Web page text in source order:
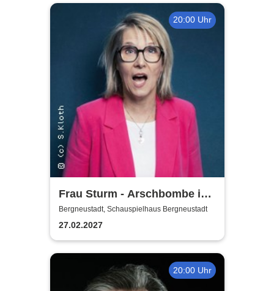
20:00 Uhr
Frau Sturm - Arschbombe ins
Leben
Bergneustadt, Schauspielhaus Bergneustadt
27.02.2027
20:00 Uhr